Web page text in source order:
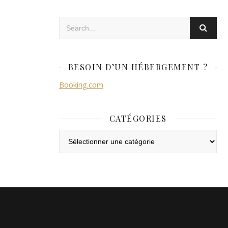
BESOIN D’UN HÉBERGEMENT ?
Booking.com
CATÉGORIES